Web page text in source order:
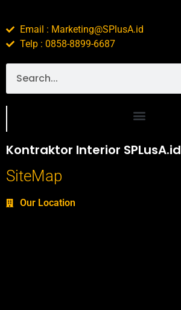
Email : Marketing@SPlusA.id
Telp : 0858-8899-6687
Kontraktor Interior SPLusA.id
SiteMap
Our Location